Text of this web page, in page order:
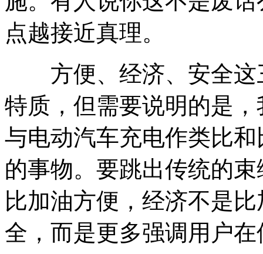
点越接近真理。
方便、经济、安全这
特质，但需要说明的是
与电动汽车充电作类比
的事物。要跳出传统的
比加油方便，经济不是
全，而是更多强调用户